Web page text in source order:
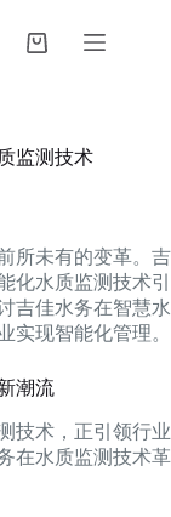
购
监测技术
所未有的变革。吉
化水质监测技术引
吉佳水务在智慧水
实现智能化管理。
潮流
技术，正引领行业
在水质监测技术革